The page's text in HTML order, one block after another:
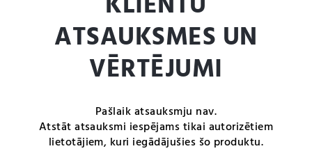
ATSAUKSMES UN
VĒRTĒJUMI
Pašlaik atsauksmju nav.
Atstāt atsauksmi iespējams tikai autorizētiem
lietotājiem, kuri iegādājušies šo produktu.